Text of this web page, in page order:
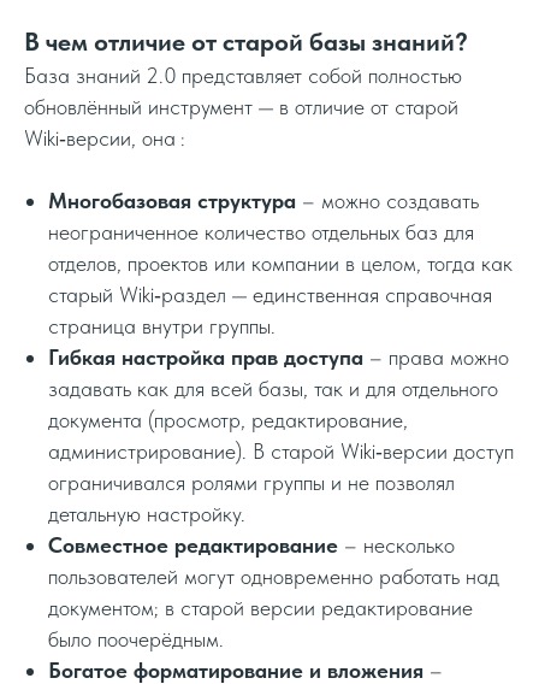
В чем отличие от старой базы знаний?
База знаний 2.0 представляет собой полностью
обновлённый инструмент — в отличие от старой
Wiki‑версии, она :
Многобазовая структура – можно создавать
неограниченное количество отдельных баз для
отделов, проектов или компании в целом, тогда как
старый Wiki‑раздел — единственная справочная
страница внутри группы.
Гибкая настройка прав доступа – права можно
задавать как для всей базы, так и для отдельного
документа (просмотр, редактирование,
администрирование). В старой Wiki‑версии доступ
ограничивался ролями группы и не позволял
детальную настройку.
Совместное редактирование – несколько
пользователей могут одновременно работать над
документом; в старой версии редактирование
было поочерёдным.
Богатое форматирование и вложения –